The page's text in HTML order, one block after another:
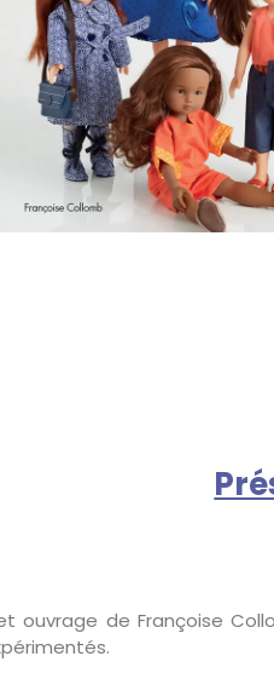
ouvrage de Françoise